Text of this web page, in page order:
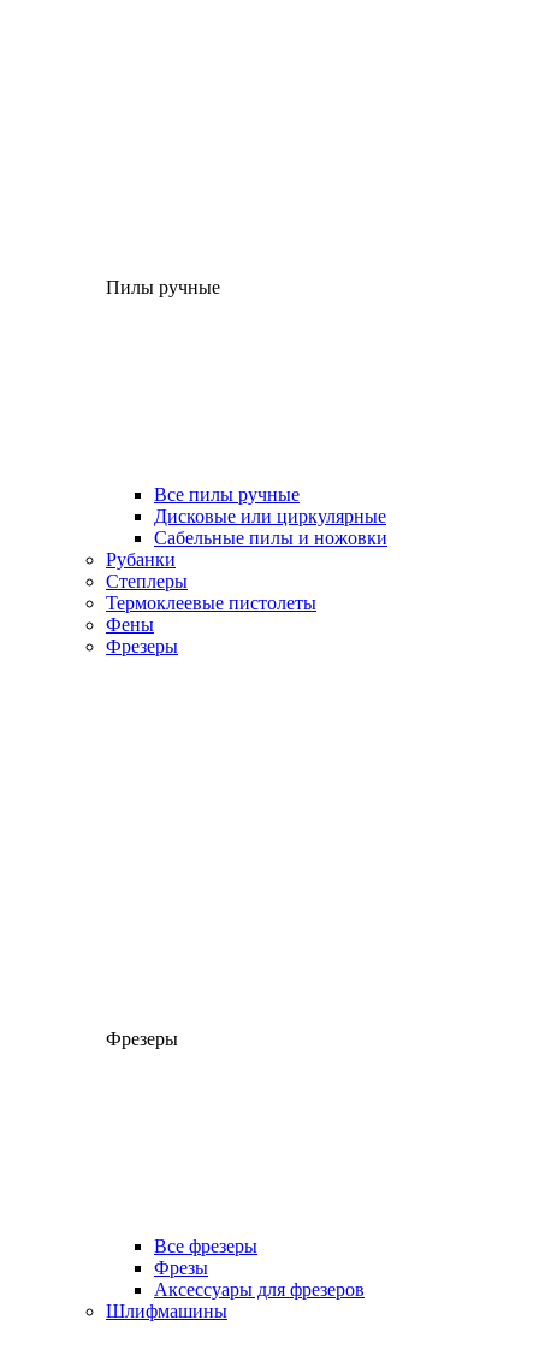
Пилы ручные
Все пилы ручные
Дисковые или циркулярные
Сабельные пилы и ножовки
Рубанки
Степлеры
Термоклеевые пистолеты
Фены
Фрезеры
Фрезеры
Все фрезеры
Фрезы
Аксессуары для фрезеров
Шлифмашины